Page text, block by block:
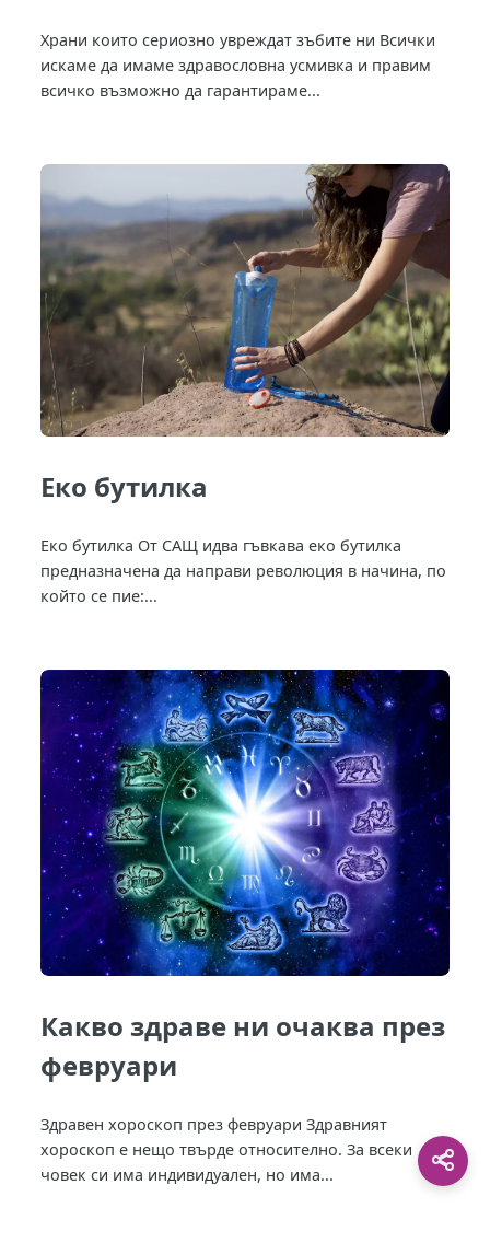
Храни които сериозно увреждат зъбите ни Всички
искаме да имаме здравословна усмивка и правим
всичко възможно да гарантираме...
Еко бутилка
Еко бутилка От САЩ идва гъвкава еко бутилка
предназначена да направи революция в начина, по
който се пие:...
Какво здраве ни очаква през
февруари
Здравен хороскоп през февруари Здравният
хороскоп е нещо твърде относително. За всеки
човек си има индивидуален, но има...